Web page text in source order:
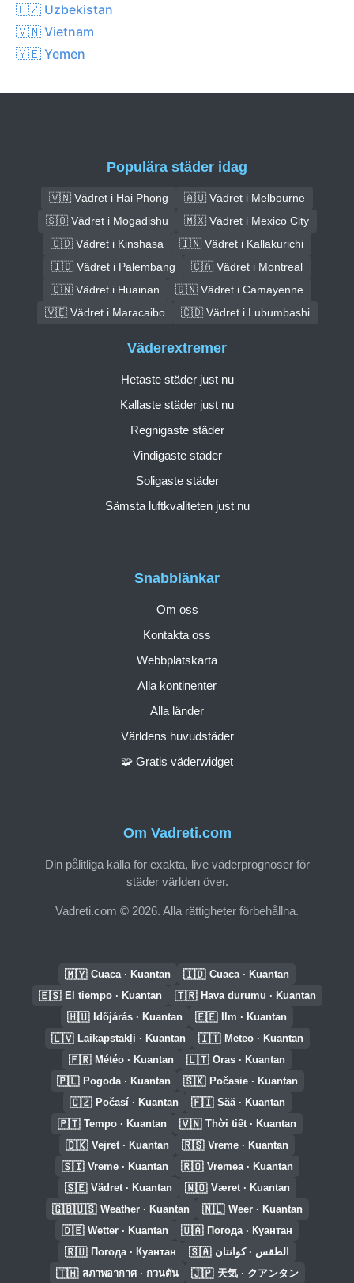
🇺🇿 Uzbekistan
🇻🇳 Vietnam
🇾🇪 Yemen
Populära städer idag
🇻🇳 Vädret i Hai Phong
🇦🇺 Vädret i Melbourne
🇸🇴 Vädret i Mogadishu
🇲🇽 Vädret i Mexico City
🇨🇩 Vädret i Kinshasa
🇮🇳 Vädret i Kallakurichi
🇮🇩 Vädret i Palembang
🇨🇦 Vädret i Montreal
🇨🇳 Vädret i Huainan
🇬🇳 Vädret i Camayenne
🇻🇪 Vädret i Maracaibo
🇨🇩 Vädret i Lubumbashi
Om Vadreti.com
Din pålitliga källa för exakta, live väderprognoser för
städer världen över.
Vadreti.com © 2026. Alla rättigheter förbehållna.
Snabblänkar
Om oss
Kontakta oss
Webbplatskarta
Alla kontinenter
Alla länder
Världens huvudstäder
🧩 Gratis väderwidget
Väderextremer
Hetaste städer just nu
Kallaste städer just nu
Regnigaste städer
Vindigaste städer
Soligaste städer
Sämsta luftkvaliteten just nu
🇲🇾 Cuaca · Kuantan 🇮🇩 Cuaca · Kuantan
🇪🇸 El tiempo · Kuantan 🇹🇷 Hava durumu · Kuantan
🇭🇺 Időjárás · Kuantan 🇪🇪 Ilm · Kuantan
🇱🇻 Laikapstākļi · Kuantan 🇮🇹 Meteo · Kuantan
🇫🇷 Météo · Kuantan 🇱🇹 Oras · Kuantan
🇵🇱 Pogoda · Kuantan 🇸🇰 Počasie · Kuantan
🇨🇿 Počasí · Kuantan 🇫🇮 Sää · Kuantan
🇵🇹 Tempo · Kuantan 🇻🇳 Thời tiết · Kuantan
🇩🇰 Vejret · Kuantan 🇷🇸 Vreme · Kuantan
🇸🇮 Vreme · Kuantan 🇷🇴 Vremea · Kuantan
🇸🇪 Vädret · Kuantan 🇳🇴 Været · Kuantan
🇬🇧🇺🇸 Weather · Kuantan 🇳🇱 Weer · Kuantan
🇩🇪 Wetter · Kuantan 🇺🇦 Погода · Куантан
🇷🇺 Погода · Куантан 🇸🇦 الطقس · كوانتان
🇹🇭 สภาพอากาศ · กวนตัน 🇯🇵 天気 · クアンタン